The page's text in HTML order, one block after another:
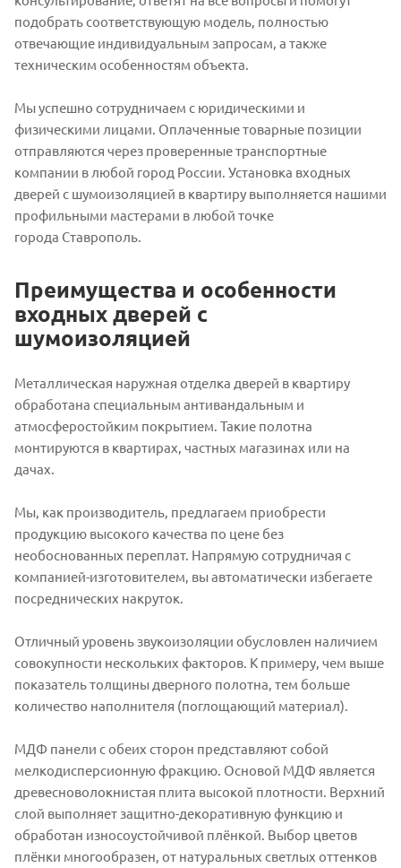
подобрать соответствующую модель, полностью
отвечающие индивидуальным запросам, а также
техническим особенностям объекта.
Мы успешно сотрудничаем с юридическими и
физическими лицами. Оплаченные товарные позиции
отправляются через проверенные транспортные
компании в любой город России. Установка входных
дверей с шумоизоляцией в квартиру выполняется нашими
профильными мастерами в любой точке
города Ставрополь.
Преимущества и особенности
входных дверей с
шумоизоляцией
Металлическая наружная отделка дверей в квартиру
обработана специальным антивандальным и
атмосферостойким покрытием. Такие полотна
монтируются в квартирах, частных магазинах или на
дачах.
Мы, как производитель, предлагаем приобрести
продукцию высокого качества по цене без
необоснованных переплат. Напрямую сотрудничая с
компанией-изготовителем, вы автоматически избегаете
посреднических накруток.
Отличный уровень звукоизоляции обусловлен наличием
совокупности нескольких факторов. К примеру, чем выше
показатель толщины дверного полотна, тем больше
количество наполнителя (поглощающий материал).
МДФ панели с обеих сторон представляют собой
мелкодисперсионную фракцию. Основой МДФ является
древесноволокнистая плита высокой плотности. Верхний
слой выполняет защитно-декоративную функцию и
обработан износоустойчивой плёнкой. Выбор цветов
плёнки многообразен, от натуральных светлых оттенков